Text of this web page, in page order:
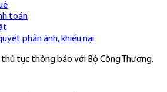
toán
phản ánh, khiếu nại
tục thông báo với Bộ Công Thương.